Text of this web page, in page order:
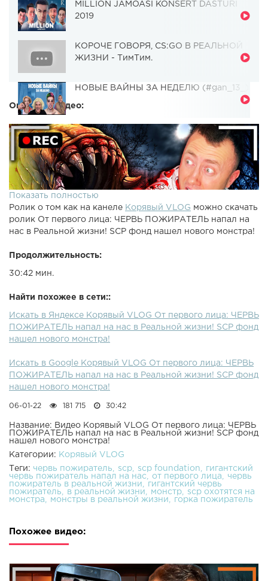
MILLION JAMOASI KONSERT DASTURI
2019
КОРОЧЕ ГОВОРЯ, CS:GO В РЕАЛЬНОЙ
ЖИЗНИ - ТимТим.
НОВЫЕ ВАЙНЫ ЗА НЕДЕЛЮ (#gan_13_)
Описание видео:
Показать полностью
Ролик о том как на канеле Корявый VLOG можно скачать
ролик От первого лица: ЧЕРВЬ ПОЖИРАТЕЛЬ напал на
нас в Реальной жизни! SCP фонд нашел нового монстра!
Продолжительность:
30:42 мин.
Найти похожее в сети::
Искать в Яндексе Корявый VLOG От первого лица: ЧЕРВЬ
ПОЖИРАТЕЛЬ напал на нас в Реальной жизни! SCP фонд
нашел нового монстра!
Искать в Google Корявый VLOG От первого лица: ЧЕРВЬ
ПОЖИРАТЕЛЬ напал на нас в Реальной жизни! SCP фонд
нашел нового монстра!
06-01-22 181 715 30:42
Название: Видео Корявый VLOG От первого лица: ЧЕРВЬ
ПОЖИРАТЕЛЬ напал на нас в Реальной жизни! SCP фонд
нашел нового монстра!
Категории: Корявый VLOG
Теги: червь пожиратель scp scp foundation
гигантский
червь пожиратель напал на нас
от первого лица
червь
пожиратель в реальной жизни
гигантский червь
пожиратель
в реальной жизни монстр
scp охотятся на
монстра
монстры в реальной жизни горка пожиратель
Похожее видео: